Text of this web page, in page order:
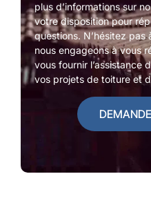
plus d’informations sur
votre disposition pour
questions. N’hésitez pas
nous engageons à vous
vous fournir l’assistance
vos projets de toiture et